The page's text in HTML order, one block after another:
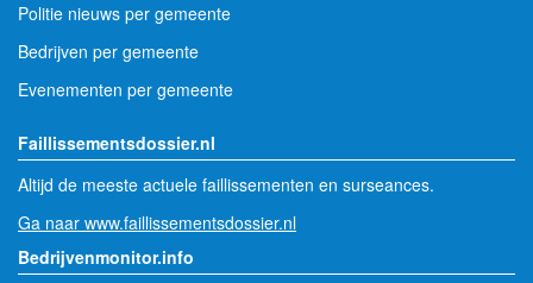
Politie nieuws per gemeente
Bedrijven per gemeente
Evenementen per gemeente
Faillissementsdossier.nl
Altijd de meeste actuele faillissementen en surseances.
Ga naar www.faillissementsdossier.nl
Bedrijvenmonitor.info